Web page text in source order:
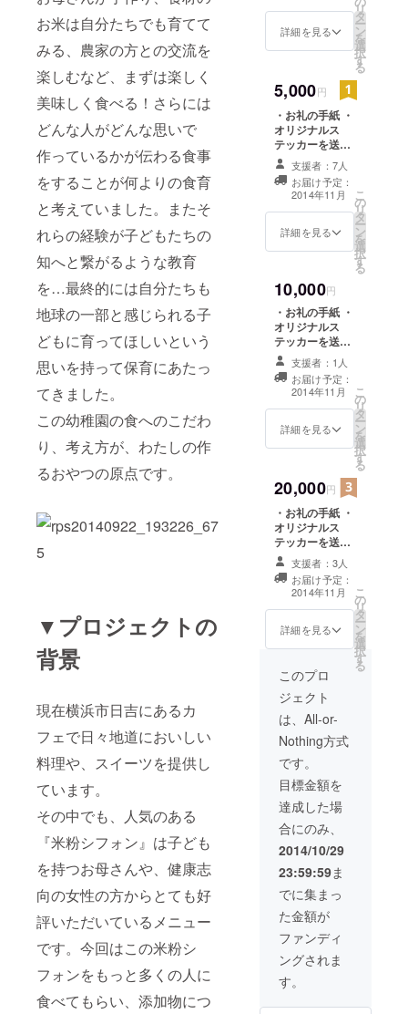
お米は自分たちでも育てて
みる、農家の方との交流を
楽しむなど、まずは楽しく
美味しく食べる！さらには
どんな人がどんな思いで
作っているかが伝わる食事
をすることが何よりの食育
と考えていました。またそ
れらの経験が子どもたちの
知へと繋がるような教育
を…最終的には自分たちも
地球の一部と感じられる子
どもに育ってほしいという
思いを持って保育にあたっ
てきました。
この幼稚園の食へのこだわ
り、考え方が、わたしの作
るおやつの原点です。
▼プロジェクトの
背景
現在横浜市日吉にあるカ
フェで日々地道においしい
料理や、スイーツを提供し
ています。
その中でも、人気のある
『米粉シフォン』は子ども
を持つお母さんや、健康志
向の女性の方からとても好
評いただいているメニュー
です。今回はこの米粉シ
フォンをもっと多くの人に
食べてもらい、添加物につ
ます！
送りします！
詳細を見る
リ
タ
ー
ン
を
選
択
す
る
5,000円
・お礼の手紙 ・
オリジナルス
テッカーを送り
ます！ ・米粉シ
フォンケーキ１
台（直径1８セン
チ）をお送りし
ます！ ・HPの
スペシャルサン
（サクセス後か
ら１年間）
支援者：7人
お届け予定：
2014年11月
詳細を見る
こ
の
リ
タ
ー
ン
を
選
択
す
る
10,000円
・お礼の手紙 ・
オリジナルス
テッカーを送り
ます！ ・米粉シ
フォンケーキ１
台（直径1８セン
チ）をお送りし
ます！ ・カフェ
unwindランチ招
５年６月） ・
HPのスペシャル
サンクス面にお
名前を記載させ
ていただきま
す！（サクセス
後から１年間）
支援者：1人
お届け予定：
2014年11月
詳細を見る
こ
の
リ
タ
ー
ン
を
選
択
す
る
20,000円
・お礼の手紙 ・
オリジナルス
テッカーを送り
ます！ ・米粉シ
フォンケーキ１
台（直径1８セン
チ）を送りま
す！ ・カフェ
unwindオリジナ
限２０１４年１
年6月） ・HPの
スペシャルサン
クス面にお名前
を記載させてい
ただきます！
（サクセス後か
ら１年間）
支援者：3人
お届け予定：
2014年11月
詳細を見る
こ
の
リ
タ
ー
ン
を
選
択
す
る
このプロ
ジェクト
は、All-or-
Nothing方式
です。
目標金額を
達成した場
合にのみ、
2014/10/29
23:59:59ま
でに集まっ
た金額が
ファンディ
ングされま
す。